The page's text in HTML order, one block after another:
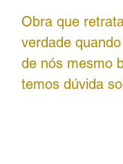
Obra que
verdade
de nós mesmo
temos dúvida